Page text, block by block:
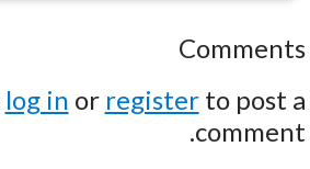
Comments
log in or registerto post a
comment.